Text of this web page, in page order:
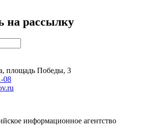
на рассылку
площадь Победы, 3
08
информационное агентство